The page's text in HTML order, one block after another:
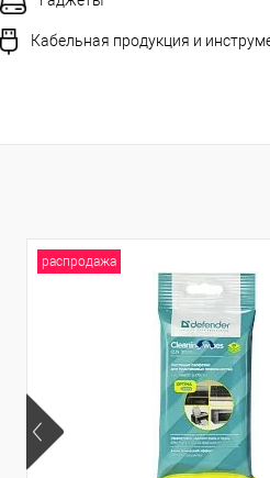
Кабельная продукция и
распродажа